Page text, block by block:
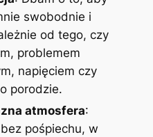
swobodnie i
od tego, czy
problemem
napięciem czy
porodzie.
atmosfera:
pośpiechu, w